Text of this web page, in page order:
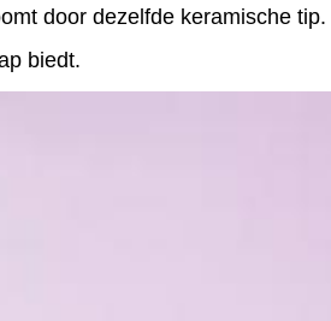
door dezelfde keramische
biedt.